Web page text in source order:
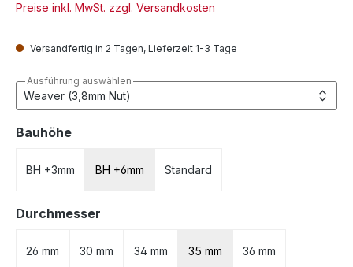
Preise inkl. MwSt. zzgl. Versandkosten
Versandfertig in 2 Tagen, Lieferzeit 1-3 Tage
Ausführung auswählen
Bauhöheauswählen
BH +3mm BH +6mm Standard
Durchmesser
26 mm 30 mm 34 mm 35 mm 36 mm